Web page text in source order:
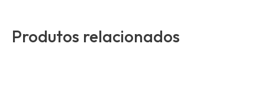
Produtos relacionados